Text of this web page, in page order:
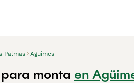
Palmas Agüimes
monta en